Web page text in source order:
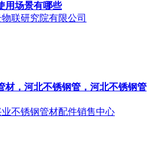
用场景有哪些
联研究院有限公司
材，河北不锈钢管，河北不锈钢管
不锈钢管材配件销售中心